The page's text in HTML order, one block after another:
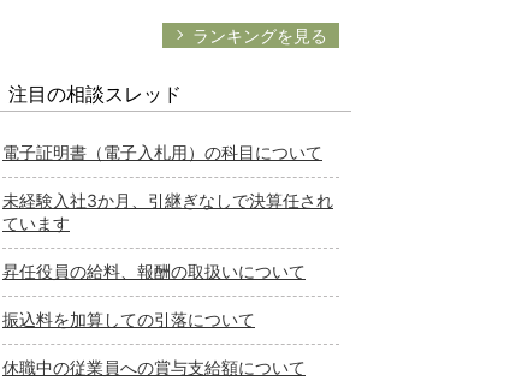
ランキングを見る
注目の相談スレッド
電子証明書（電子入札用）の科目について
未経験入社3か月、引継ぎなしで決算任され
ています
昇任役員の給料、報酬の取扱いについて
振込料を加算しての引落について
休職中の従業員への賞与支給額について